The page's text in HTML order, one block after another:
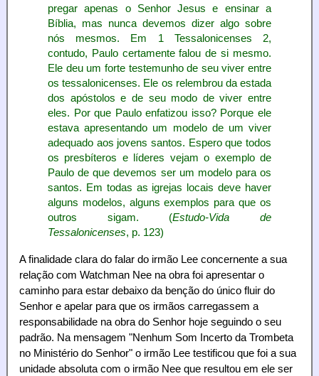
pregar apenas o Senhor Jesus e ensinar a
Bíblia, mas nunca devemos dizer algo sobre
nós mesmos. Em 1 Tessalonicenses 2,
contudo, Paulo certamente falou de si mesmo.
Ele deu um forte testemunho de seu viver entre
os tessalonicenses. Ele os relembrou da estada
dos apóstolos e de seu modo de viver entre
eles. Por que Paulo enfatizou isso? Porque ele
estava apresentando um modelo de um viver
adequado aos jovens santos. Espero que todos
os presbíteros e líderes vejam o exemplo de
Paulo de que devemos ser um modelo para os
santos. Em todas as igrejas locais deve haver
alguns modelos, alguns exemplos para que os
outros sigam. (Estudo-Vida de
Tessalonicenses, p. 123)
A finalidade clara do falar do irmão Lee concernente a sua
relação com Watchman Nee na obra foi apresentar o
caminho para estar debaixo da benção do único fluir do
Senhor e apelar para que os irmãos carregassem a
responsabilidade na obra do Senhor hoje seguindo o seu
padrão. Na mensagem "Nenhum Som Incerto da Trombeta
no Ministério do Senhor" o irmão Lee testificou que foi a sua
unidade absoluta com o irmão Nee que resultou em ele ser